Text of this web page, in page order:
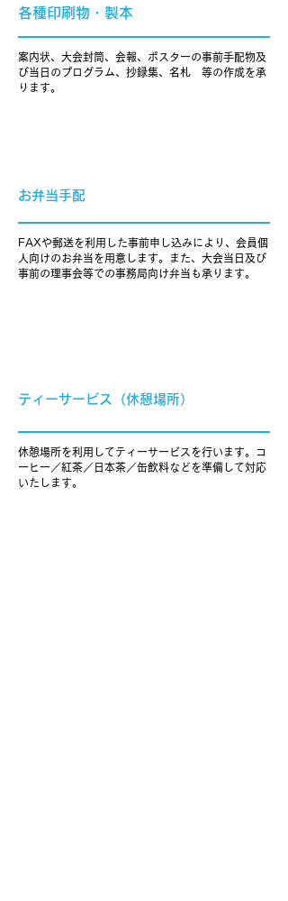
各種印刷物・製本
案内状、大会封筒、会報、ポスターの事前手配物及
び当日のプログラム、抄録集、名札 等の作成を承
ります。
お弁当手配
FAXや郵送を利用した事前申し込みにより、会員個
人向けのお弁当を用意します。また、大会当日及び
事前の理事会等での事務局向け弁当も承ります。
ティーサービス（休憩場所）
休憩場所を利用してティーサービスを行います。コ
ーヒー／紅茶／日本茶／缶飲料などを準備して対応
いたします。